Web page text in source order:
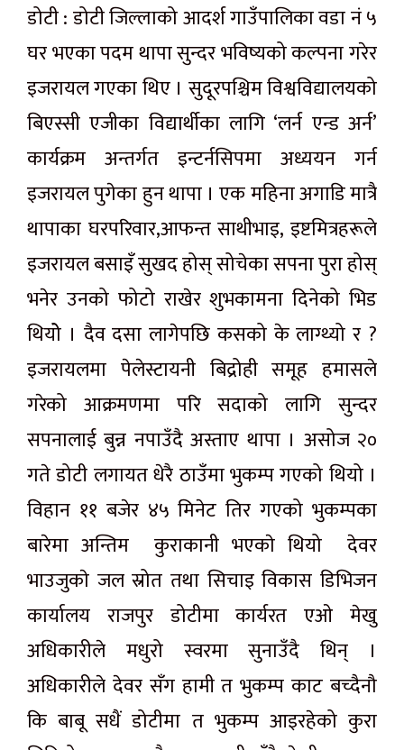
डोटी : डोटी जिल्लाको आदर्श गाउँपालिका वडा नं ५
घर भएका पदम थापा सुन्दर भविष्यको कल्पना गरेर
इजरायल गएका थिए । सुदूरपश्चिम विश्वविद्यालयको
बिएस्सी एजीका विद्यार्थीका लागि ‘लर्न एन्ड अर्न’
कार्यक्रम अन्तर्गत इन्टर्नसिपमा अध्ययन गर्न
इजरायल पुगेका हुन थापा । एक महिना अगाडि मात्रै
थापाका घरपरिवार,आफन्त साथीभाइ, इष्टमित्रहरूले
इजरायल बसाइँ सुखद होस् सोचेका सपना पुरा होस्
भनेर उनको फोटो राखेर शुभकामना दिनेको भिड
थियोे । दैव दसा लागेपछि कसको के लाग्थ्यो र ?
इजरायलमा पेलेस्टायनी बिद्रोही समूह हमासले
गरेको आक्रमणमा परि सदाको लागि सुन्दर
सपनालाई बुन्न नपाउँदै अस्ताए थापा । असोज २०
गते डोटी लगायत धेरै ठाउँमा भुकम्प गएको थियो ।
विहान ११ बजेर ४५ मिनेट तिर गएको भुकम्पका
बारेमा अन्तिम कुराकानी भएकाे थियो देवर
भाउजुकाे जल स्रोत तथा सिचाइ विकास डिभिजन
कार्यालय राजपुर डोटीमा कार्यरत एओ मेखु
अधिकारीले मधुरो स्वरमा सुनाउँदै थिन् ।
अधिकारीले देवर सँग हामी त भुकम्प काट बच्दैनौ
कि बाबू सधैं डोटीमा त भुकम्प आइरहेको कुरा